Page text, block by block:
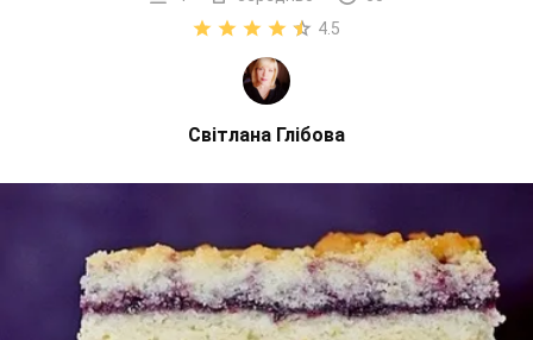
4.5
Світлана Глібова